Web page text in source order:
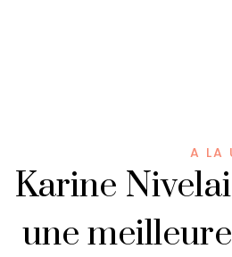
A LA
Karine
une